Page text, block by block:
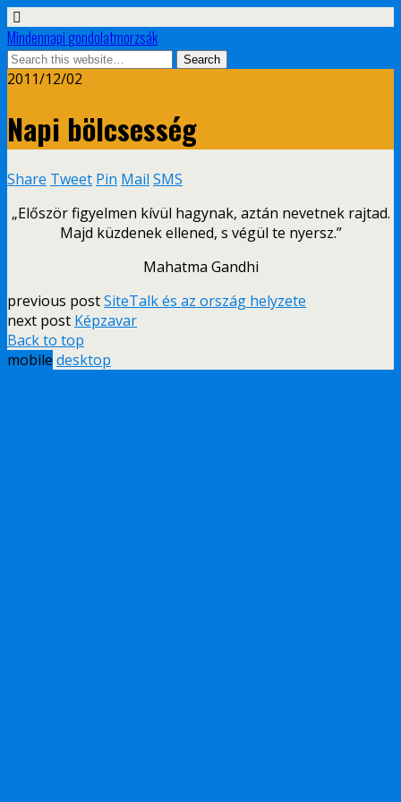
Mindennapi gondolatmorzsák
2011/12/02
Napi bölcsesség
Share Tweet Pin Mail SMS
„Először figyelmen kívül hagynak, aztán nevetnek rajtad.
Majd küzdenek ellened, s végül te nyersz.”
Mahatma Gandhi
previous postSiteTalk és az ország helyzete
next post Képzavar
Back to top
mobile desktop